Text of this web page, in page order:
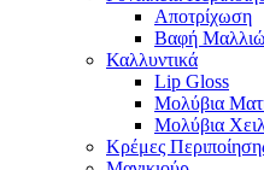
Αποτρίχωση
Βαφή
Καλλυντικά
Lip Gloss
Μολύβια
Μολύβια
Κρέμες